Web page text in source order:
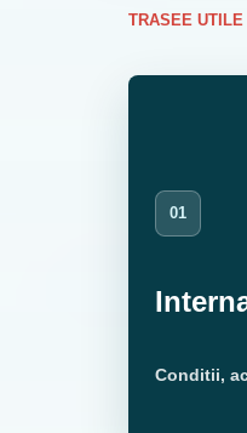
TRASEE UTILE
01
Conditii,